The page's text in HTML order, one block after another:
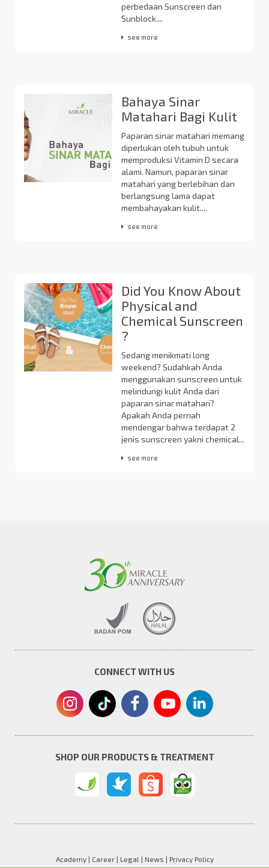
perbedaan Sunscreen dan
Sunblock....
see more
Bahaya Sinar
Matahari Bagi Kulit
Paparan sinar matahari memang
diperlukan oleh tubuh untuk
memproduksi Vitamin D secara
alami. Namun, paparan sinar
matahari yang berlebihan dan
berlangsung lama dapat
membahayakan kulit....
see more
Did You Know About
Physical and
Chemical Sunscreen
?
Sedang menikmati long
weekend? Sudahkah Anda
menggunakan sunscreen untuk
melindungi kulit Anda dari
paparan sinar matahari?
Apakah Anda pernah
mendengar bahwa terdapat 2
jenis sunscreen yakni chemical...
see more
CONNECT WITH US
SHOP OUR PRODUCTS & TREATMENT
Academy| Career| Legal | News | Privacy Policy